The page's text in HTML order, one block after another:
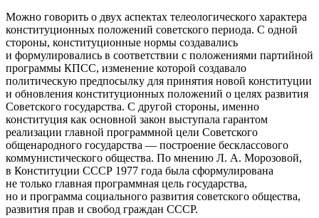
Можно говорить о двух аспектах телеологического характера
конституционных положений советского периода. С одной
стороны, конституционные нормы создавались
и формулировались в соответствии с положениями партийной
программы КПСС, изменение которой создавало
политическую предпосылку для принятия новой конституции
и обновления конституционных положений о целях развития
Советского государства. С другой стороны, именно
конституция как основной закон выступала гарантом
реализации главной программной цели Советского
общенародного государства — построение бесклассового
коммунистического общества. По мнению Л. А. Морозовой,
в Конституции СССР 1977 года была сформулирована
не только главная программная цель государства,
но и программа социального развития советского общества,
развития прав и свобод граждан СССР.